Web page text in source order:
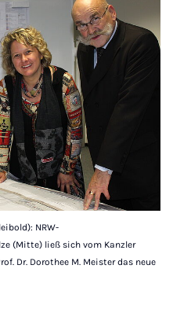
NRW-
(Mitte) ließ sich vom Kanzler
Dr. Dorothee M. Meister das neue